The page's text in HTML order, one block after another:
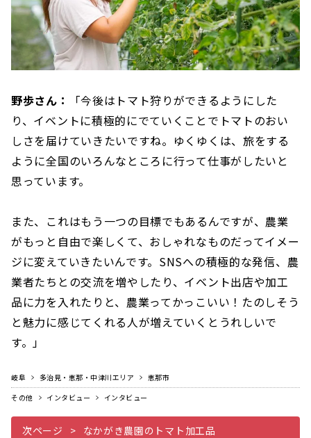
野歩さん：
「今後はトマト狩りができるようにした
り、イベントに積極的にでていくことでトマトのおい
しさを届けていきたいですね。ゆくゆくは、旅をする
ように全国のいろんなところに行って仕事がしたいと
思っています。
また、これはもう一つの目標でもあるんですが、農業
がもっと自由で楽しくて、おしゃれなものだってイメー
ジに変えていきたいんです。SNSへの積極的な発信、農
業者たちとの交流を増やしたり、イベント出店や加工
品に力を入れたりと、農業ってかっこいい！たのしそう
と魅力に感じてくれる人が増えていくとうれしいで
す。」
岐阜 多治見・恵那・中津川エリア
恵那市
その他
インタビュー インタビュー
次ページ なかがき農園のトマト加工品